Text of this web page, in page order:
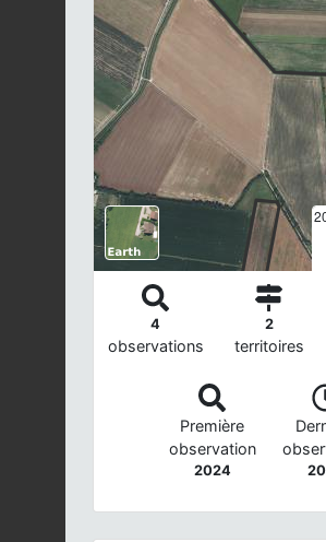
4
observations
2
territoires
Première
observation
2024